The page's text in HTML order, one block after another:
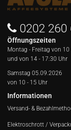
0202 260
Öffnungszeiten
Montag - Freitag von 10
und von 14 - 17:30 Uhr
Samstag 05.09.2026
von 10 - 15 Uhr
Informationen
Versand- &
Elektroschrott /